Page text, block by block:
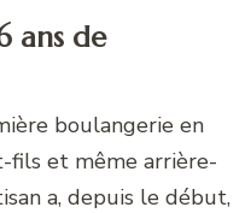
ans de
boulangerie en
fils et même arrière-
a, depuis le début,